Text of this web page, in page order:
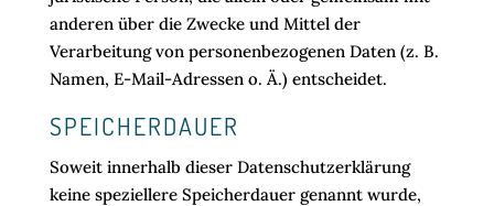
anderen über die Zwecke und Mittel der
Verarbeitung von personenbezogenen Daten (z. B.
Namen, E-Mail-Adressen o. Ä.) entscheidet.
SPEICHERDAUER
Soweit innerhalb dieser Datenschutzerklärung
keine speziellere Speicherdauer genannt wurde,